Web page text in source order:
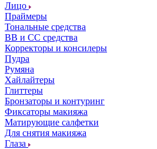
Лицо
Праймеры
Тональные средства
ВВ и СС средства
Корректоры и консилеры
Пудра
Румяна
Хайлайтеры
Глиттеры
Бронзаторы и контуринг
Фиксаторы макияжа
Матирующие салфетки
Для снятия макияжа
Глаза